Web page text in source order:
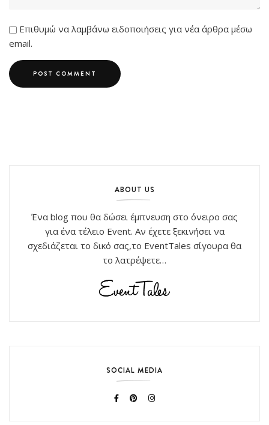
Επιθυμώ να λαμβάνω ειδοποιήσεις για νέα άρθρα μέσω
email.
ABOUT US
Ένα blog που θα δώσει έμπνευση στο όνειρο σας
για ένα τέλειο Event. Αν έχετε ξεκινήσει να
σχεδιάζεται το δικό σας,το EventTales σίγουρα θα
το λατρέψετε…
SOCIAL MEDIA